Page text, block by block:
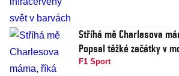
Stříhá mě Charlesova
Popsal těžké začátky v
F1 Sport